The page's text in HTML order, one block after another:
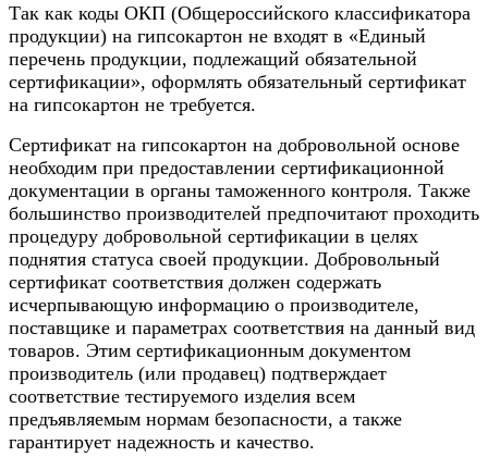
Так как коды ОКП (Общероссийского классификатора
продукции) на гипсокартон не входят в «Единый
перечень продукции, подлежащий обязательной
сертификации», оформлять обязательный сертификат
на гипсокартон не требуется.
Сертификат на гипсокартон на добровольной основе
необходим при предоставлении сертификационной
документации в органы таможенного контроля. Также
большинство производителей предпочитают проходить
процедуру добровольной сертификации в целях
поднятия статуса своей продукции. Добровольный
сертификат соответствия должен содержать
исчерпывающую информацию о производителе,
поставщике и параметрах соответствия на данный вид
товаров. Этим сертификационным документом
производитель (или продавец) подтверждает
соответствие тестируемого изделия всем
предъявляемым нормам безопасности, а также
гарантирует надежность и качество.